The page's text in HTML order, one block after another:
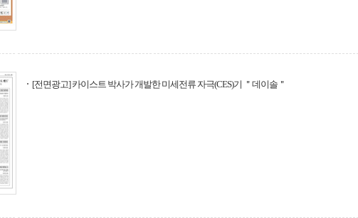
[전면광고] 카이스트 박사가 개발한 미세전류 자극(CES)기 ＂데이솔＂